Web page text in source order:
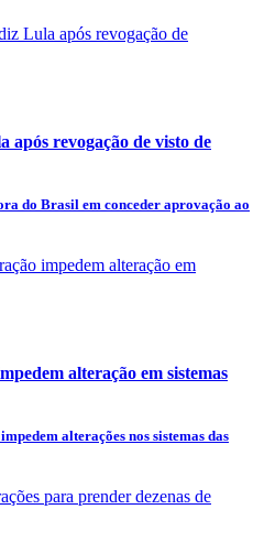
revogação de visto de
do Brasil em conceder aprovação ao
alteração em sistemas
alterações nos sistemas das